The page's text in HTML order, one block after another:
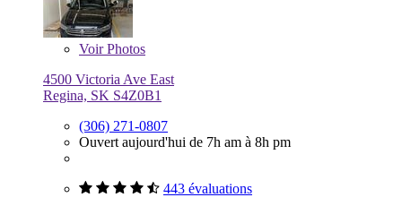
VoirPhotos
4500 Victoria Ave East
Regina, SK S4Z0B1
(306) 271-0807
Ouvert aujourd'hui de 7h am à 8h pm
443 évaluations